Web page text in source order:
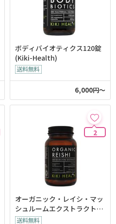
ボディバイオティクス120錠
(Kiki-Health)
6,000円～
2
オーガニック・レイシ・マッ
シュルームエクストラクト(K
iki-Health)